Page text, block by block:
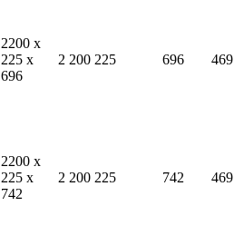
2200 x
225 x
696
2 200 225 696 469
2200 x
225 x
742
2 200 225 742 469